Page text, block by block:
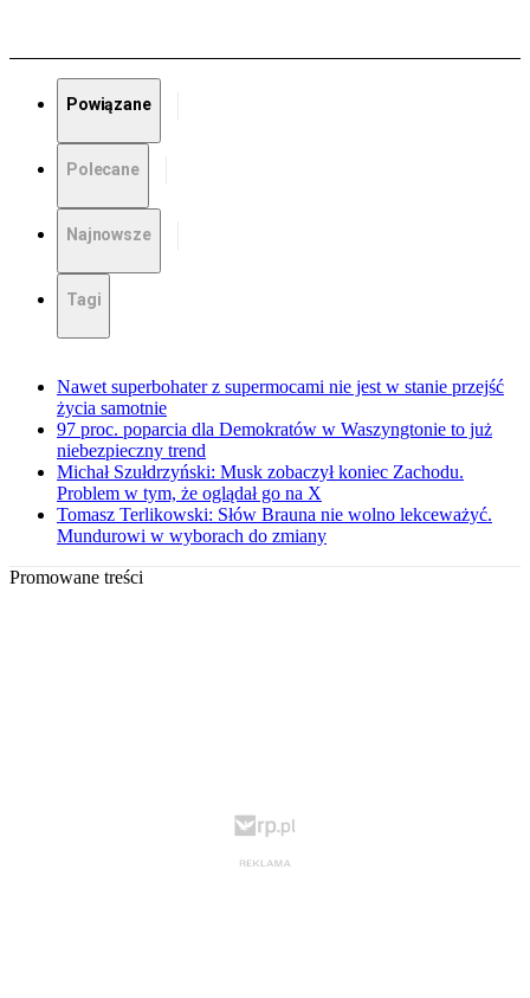
Powiązane
Polecane
Najnowsze
Tagi
Nawet superbohater z supermocami nie jest w stanie przejść
życia samotnie
97 proc. poparcia dla Demokratów w Waszyngtonie to już
niebezpieczny trend
Michał Szułdrzyński: Musk zobaczył koniec Zachodu.
Problem w tym, że oglądał go na X
Tomasz Terlikowski: Słów Brauna nie wolno lekceważyć.
Mundurowi w wyborach do zmiany
Promowane treści